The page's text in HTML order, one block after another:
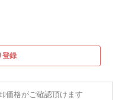
登録
価格がご確認頂けます